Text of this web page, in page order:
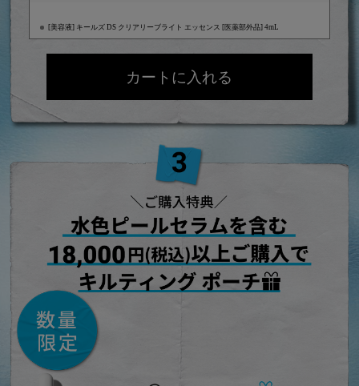
[美容液] キールズ DS クリアリーブライト エッセンス [医薬部外品] 4mL
カートに入れるキールズ DS プレセラム
ご購入特典 水色ピールセラムを含む18,000円(